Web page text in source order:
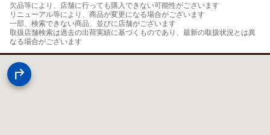
欠品等により、店舗に行っても購入できない可能性がございます
リニューアル等により、商品が変更になる場合がございます
一部、検索できない商品、並びに店舗がございます
取扱店舗検索は過去の出荷実績に基づくものであり、最新の取扱状況とは異
なる場合がございます